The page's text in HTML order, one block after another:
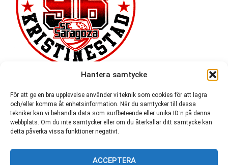
Hantera samtycke
För att ge en bra upplevelse använder vi teknik som cookies för att lagra
och/eller komma åt enhetsinformation. När du samtycker till dessa
tekniker kan vi behandla data som surfbeteende eller unika ID:n på denna
webbplats. Om du inte samtycker eller om du återkallar ditt samtycke kan
detta påverka vissa funktioner negativt.
ACCEPTERA